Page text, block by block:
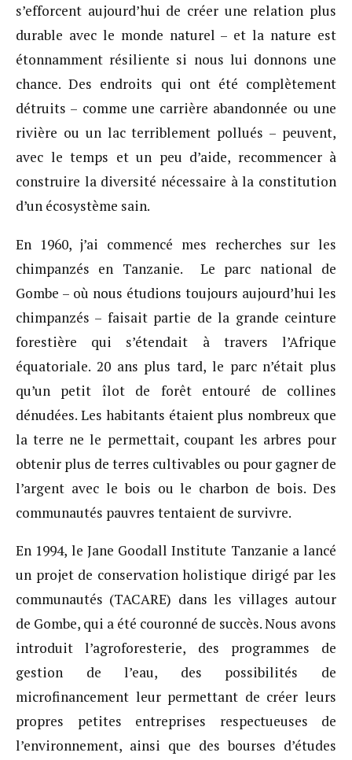
s’efforcent aujourd’hui de créer une relation plus
durable avec le monde naturel – et la nature est
étonnamment résiliente si nous lui donnons une
chance. Des endroits qui ont été complètement
détruits – comme une carrière abandonnée ou une
rivière ou un lac terriblement pollués – peuvent,
avec le temps et un peu d’aide, recommencer à
construire la diversité nécessaire à la constitution
d’un écosystème sain.
En 1960, j’ai commencé mes recherches sur les
chimpanzés en Tanzanie. Le parc national de
Gombe – où nous étudions toujours aujourd’hui les
chimpanzés – faisait partie de la grande ceinture
forestière qui s’étendait à travers l’Afrique
équatoriale. 20 ans plus tard, le parc n’était plus
qu’un petit îlot de forêt entouré de collines
dénudées. Les habitants étaient plus nombreux que
la terre ne le permettait, coupant les arbres pour
obtenir plus de terres cultivables ou pour gagner de
l’argent avec le bois ou le charbon de bois. Des
communautés pauvres tentaient de survivre.
En 1994, le Jane Goodall Institute Tanzanie a lancé
un projet de conservation holistique dirigé par les
communautés (TACARE) dans les villages autour
de Gombe, qui a été couronné de succès. Nous avons
introduit l’agroforesterie, des programmes de
gestion de l’eau, des possibilités de
microfinancement leur permettant de créer leurs
propres petites entreprises respectueuses de
l’environnement, ainsi que des bourses d’études